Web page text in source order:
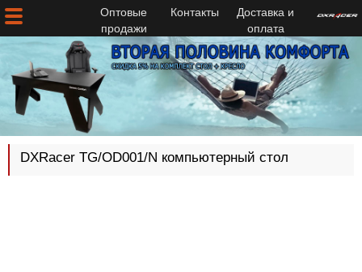
Доставка и
оплата
Контакты
Оптовые
продажи
DXRacer TG/OD001/N компьютерный стол